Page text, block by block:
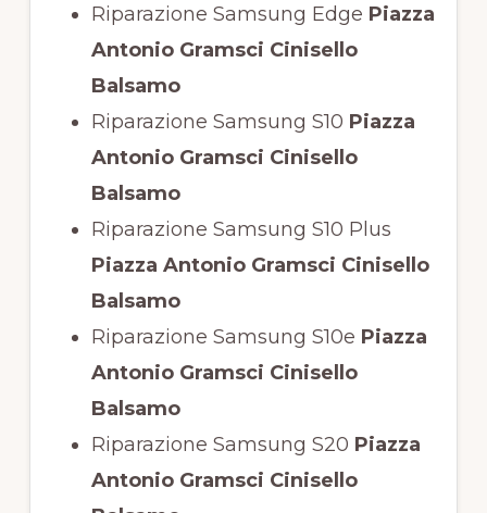
Riparazione Samsung Edge Piazza
Antonio Gramsci Cinisello
Balsamo
Riparazione Samsung S10 Piazza
Antonio Gramsci Cinisello
Balsamo
Riparazione Samsung S10 Plus
Piazza Antonio Gramsci Cinisello
Balsamo
Riparazione Samsung S10e Piazza
Antonio Gramsci Cinisello
Balsamo
Riparazione Samsung S20 Piazza
Antonio Gramsci Cinisello